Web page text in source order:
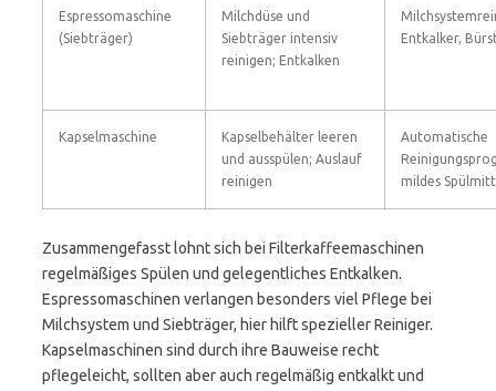
Espressomaschine
(Siebträger)
Milchdüse und
Siebträger intensiv
reinigen; Entkalken
Entkalker,
Kapselmaschine
Kapselbehälter leeren
und ausspülen; Auslauf
reinigen
Automatische
mildes
Zusammengefasst lohnt sich bei Filterkaffeemaschinen
regelmäßiges Spülen und gelegentliches Entkalken.
Espressomaschinen verlangen besonders viel Pflege bei
Milchsystem und Siebträger, hier hilft spezieller Reiniger.
Kapselmaschinen sind durch ihre Bauweise recht
pflegeleicht, sollten aber auch regelmäßig entkalkt und